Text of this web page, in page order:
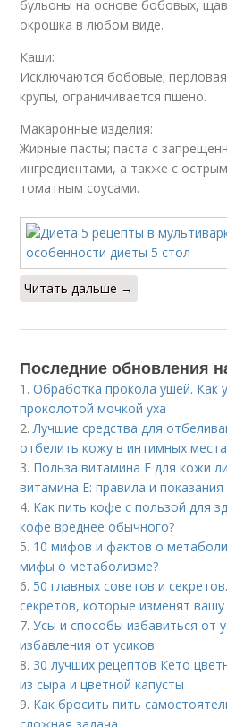
бульоны на основе бобовых,
окрошка в любом виде.
Каши:
Исключаются бобовые;
крупы, ограничивается пшено.
Макаронные изделия:
Жирные пасты; паста с
ингредиентами, а также с
томатным соусами.
Читать дальше →
Последние обновления
1.Обработка прокола ушей. Как
проколотой мочкой уха
2.Лучшие средства для
отбелить кожу в интимных
3. Польза витамина Е для кожи
витамина E: правила и показания
4. Как пить кофе с пользой для
кофе вреднее обычного?
5. 10 мифов и фактов о
мифы о метаболизме?
6. 50 главных советов и
секретов, которые изменят
7.Усы и способы избавиться от
избавления от усиков
8. 30 лучших рецептов Кето
из сыра и цветной капусты
9. Как бросить пить